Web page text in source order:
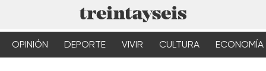
OPINIÓN DEPORTE VIVIR CULTURA ECONOMÍA